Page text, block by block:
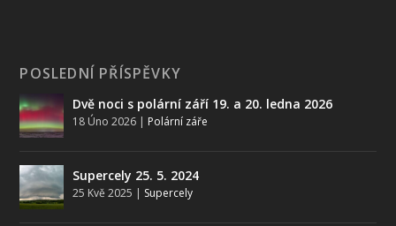
POSLEDNÍ PŘÍSPĚVKY
Dvě noci s polární září 19. a 20. ledna 2026
18 Úno 2026 | Polární záře
Supercely 25. 5. 2024
25 Kvě 2025 | Supercely